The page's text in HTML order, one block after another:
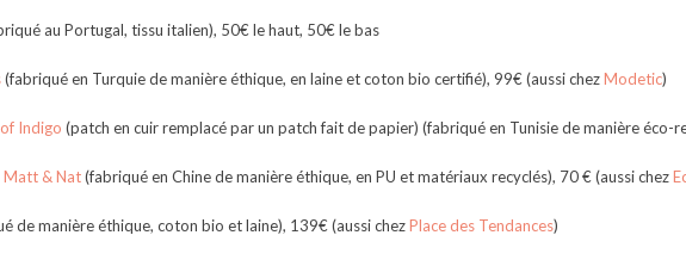
au Portugal, tissu italien), 50€ le haut, 50€ le bas
(fabriqué en Turquie de manière éthique, en laine et coton bio certifié), 99€ (aussi chezModetic)
Indigo (patch en cuir remplacé par un patch fait de papier) (fabriqué en Tunisie de manière éco-
Matt & Nat(fabriqué en Chine de manière éthique, en PU et matériaux recyclés), 70 € (aussi chez
de manière éthique, coton bio et laine), 139€ (aussi chezPlace des Tendances)